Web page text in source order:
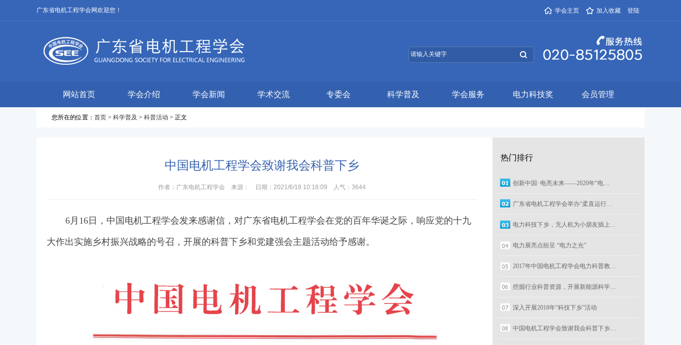
广东省电机工程学会网欢迎您！ 学会主页 加入收藏 登陆
网站首页 学会介绍 学会新闻 学术交流 专委会 科学普及 学会服务 电力科技奖 会员管理
您所在的位置： 首页 > 科学普及 > 科普活动 > 正文
中国电机工程学会致谢我会科普下乡
作者：广东电机工程学会 来源： 日期：2021/6/18 10:18:09 人气： 3644
6月16日，中国电机工程学会发来感谢信，对广东省电机工程学会在党的百年华诞之际，响应党的十九
大作出实施乡村振兴战略的号召，开展的科普下乡和党建强会主题活动给予感谢。
热门排行
创新中国･电亮未来——2020年“电…
广东省电机工程学会举办“柔直运行…
电力科技下乡，无人机为小朋友插上…
电力展亮点纷呈 “电力之光”
2017年中国电机工程学会电力科普教…
挖掘行业科普资源，开展新能源科学…
深入开展2018年“科技下乡”活动
中国电机工程学会致谢我会科普下乡…